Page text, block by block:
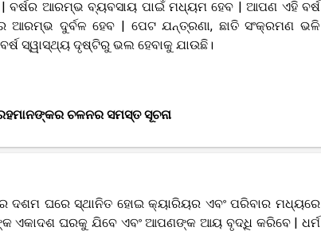
ବର୍ଷର ଆରମ୍ଭ ବ୍ୟବସାୟ ପାଇଁ ମଧ୍ୟମ ହେବ | ଆପଣ ଏହି ବର୍ଷ
ଆରମ୍ଭ ଦୁର୍ବଳ ହେବ | ପେଟ ଯନ୍ତ୍ରଣା, ଛାତି ସଂକ୍ରମଣ ଭଳି
ସ୍ୱାସ୍ଥ୍ୟ ଦୃଷ୍ଟିରୁ ଭଲ ହେବାକୁ ଯାଉଛି।
ଚଳନର ସମସ୍ତ ସୂଚନା
ଦଶମ ଘରେ ସ୍ଥାନିତ ହୋଇ କ୍ୟାରିୟର ଏବଂ ପରିବାର ମଧ୍ୟରେ
ଏକାଦଶ ଘରକୁ ଯିବେ ଏବଂ ଆପଣଙ୍କ ଆୟ ବୃଦ୍ଧି କରିବେ | ଧର୍ମ